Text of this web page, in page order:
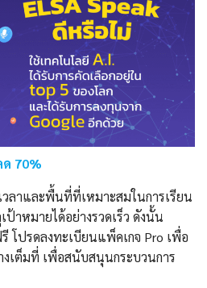
70%
ลาและพื้นที่ที่เหมาะสมในการเรียน
าหมายได้อย่างรวดเร็ว ดังนั้น
โปรดลงทะเบียนแพ็คเกจ Pro เพื่อ
เต็มที่ เพื่อสนับสนุนกระบวนการ